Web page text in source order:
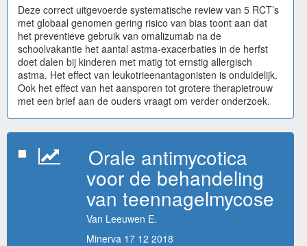
Deze correct uitgevoerde systematische review van 5 RCT’s
met globaal genomen gering risico van bias toont aan dat
het preventieve gebruik van omalizumab na de
schoolvakantie het aantal astma-exacerbaties in de herfst
doet dalen bij kinderen met matig tot ernstig allergisch
astma. Het effect van leukotrieenantagonisten is onduidelijk.
Ook het effect van het aansporen tot grotere therapietrouw
met een brief aan de ouders vraagt om verder onderzoek.
Orale antimycotica
voor de behandeling
van teennagelmycose
Van Leeuwen E.
Minerva 17 12 2018